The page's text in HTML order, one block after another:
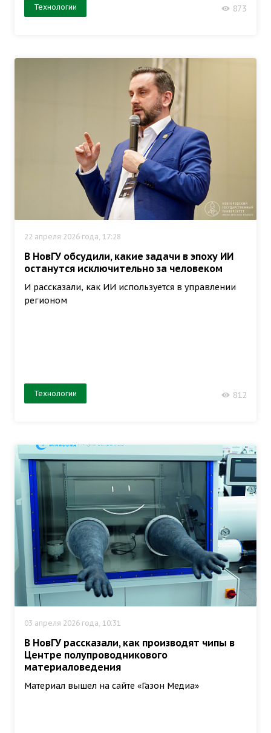
Технологии 873
22 апреля 2026 года, 17:28
В НовГУ обсудили, какие задачи в эпоху ИИ
останутся исключительно за человеком
И рассказали, как ИИ используется в управлении
регионом
Технологии 812
03 апреля 2026 года, 10:31
В НовГУ рассказали, как производят чипы в
Центре полупроводникового
материаловедения
Материал вышел на сайте «Газон Медиа»